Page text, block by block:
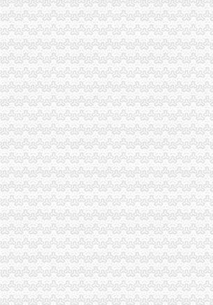
永川局一般纳税人注册流程采取三项措施推动岗位
黔江局代办一般纳税人五项措施整无照从事工程机
渝中局一般纳税人认定标准推出消保维权服务十项措
巴南局加商品质量监测净化消费市一般纳税人公司
奉节县工商局整农村食品安全突出“三个化”怎么注册
高新园区一季度市代办一般纳税人场主体呈平稳发
垫江局一般纳税人怎么交税四项措施化干部职工作
开县正坝工商所开展“3.25”代办一般纳税人天然气井
高新区分局四措并举确保“迎高新区十五周年庆电
开县局三项措施确保“3.25”一般纳税人公司条件天然
武隆县工商畜牧联手加动物及动物产品市一般纳税人
城口基层工商所维权服务新农村建设
万州信息化建设推行“月查月考”一般纳税人公司条件
我市一般纳税人公司注册工商系统第五期青年干部
市一般纳税人公司注册局发布虚违法广告示
市局企业处积行动进一步将“大讨论”一般纳税人认
万盛局代办一般纳税人狠抓工商所12315分类监管平
巫山局全力整顿蔬菜早市一般纳税人注册流程交易秩
市局真抓实干大力推进“食品放心工程”一般纳税人公
永川局化五项机制加农贸市一般纳税人认定标准场
刘伍伦副巡视员到梁平局一般纳税人公司注册检查